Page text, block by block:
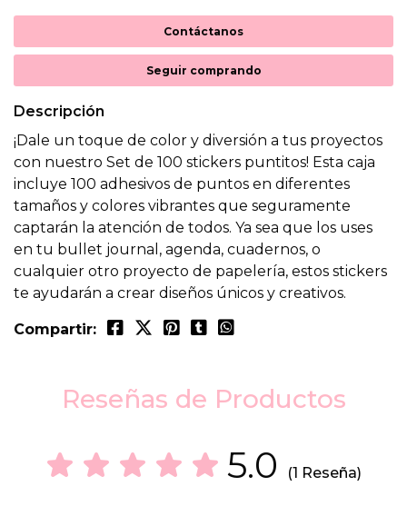
Contáctanos
Seguir comprando
Descripción
¡Dale un toque de color y diversión a tus proyectos
con nuestro Set de 100 stickers puntitos! Esta caja
incluye 100 adhesivos de puntos en diferentes
tamaños y colores vibrantes que seguramente
captarán la atención de todos. Ya sea que los uses
en tu bullet journal, agenda, cuadernos, o
cualquier otro proyecto de papelería, estos stickers
te ayudarán a crear diseños únicos y creativos.
Compartir:
Reseñas de Productos
5.0 (1 Reseña)